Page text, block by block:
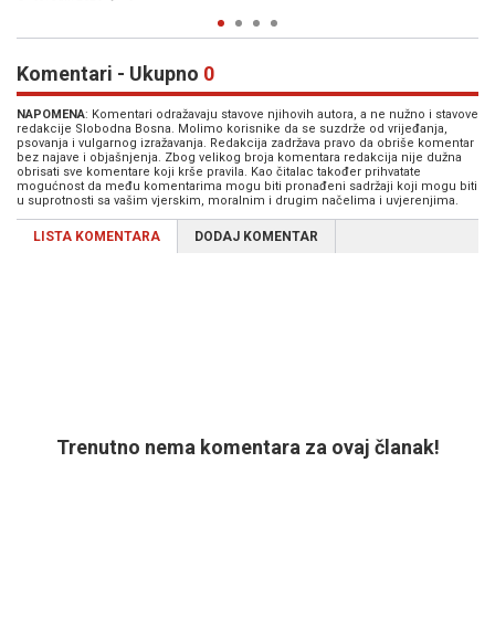
Komentari - Ukupno 0
NAPOMENA: Komentari odražavaju stavove njihovih autora, a ne nužno i stavove
redakcije Slobodna Bosna. Molimo korisnike da se suzdrže od vrijeđanja,
psovanja i vulgarnog izražavanja. Redakcija zadržava pravo da obriše komentar
bez najave i objašnjenja. Zbog velikog broja komentara redakcija nije dužna
obrisati sve komentare koji krše pravila. Kao čitalac također prihvatate
mogućnost da među komentarima mogu biti pronađeni sadržaji koji mogu biti
u suprotnosti sa vašim vjerskim, moralnim i drugim načelima i uvjerenjima.
LISTA KOMENTARA DODAJ KOMENTAR
Trenutno nema komentara za ovaj članak!